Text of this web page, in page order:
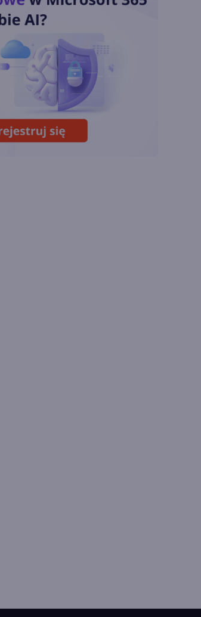
modeli GPT-5.6.
Odpowiedź na presję
Chin
Miliardy z AI i
chmury. Microsoft
ogłasza znakomite
wyniki i